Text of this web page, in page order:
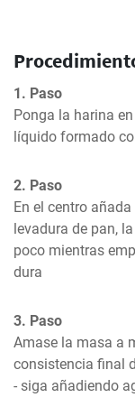
1. Paso
Ponga la harina
líquido formado
2. Paso
En el centro
levadura de pan,
poco mientras
dura
3. Paso
Amase la masa a
consistencia final
- siga añadiendo